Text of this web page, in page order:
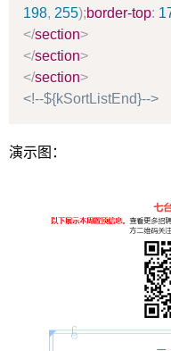
198, 255);border-top:
</section>
</section>
</section>
<!--${kSortListEnd}-->
演示图：